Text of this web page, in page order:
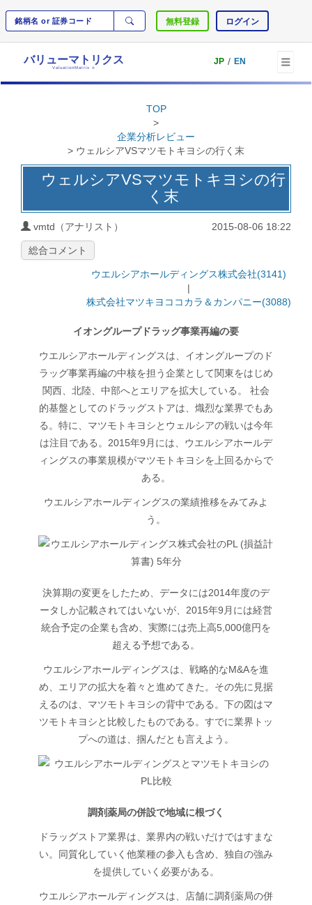
無料登録 ログイン
バリューマトリクス
ValuationMatrix ®
JP / EN
TOP
>
企業分析レビュー
> ウェルシアVSマツモトキヨシの行く末
ウェルシアVSマツモトキヨシの行
く末
vmtd（アナリスト） 2015-08-06 18:22
総合コメント
ウエルシアホールディングス株式会社(3141)
|
株式会社マツキヨココカラ＆カンパニー(3088)
イオングループドラッグ事業再編の要
ウエルシアホールディングスは、イオングループのド
ラッグ事業再編の中核を担う企業として関東をはじめ
関西、北陸、中部へとエリアを拡大している。 社会
的基盤としてのドラッグストアは、熾烈な業界でもあ
る。特に、マツモトキヨシとウェルシアの戦いは今年
は注目である。2015年9月には、ウエルシアホールデ
ィングスの事業規模がマツモトキヨシを上回るからで
ある。
ウエルシアホールディングスの業績推移をみてみよ
う。
決算期の変更をしたため、データには2014年度のデ
ータしか記載されてはいないが、2015年9月には経営
統合予定の企業も含め、実際には売上高5,000億円を
超える予想である。
ウエルシアホールディングスは、戦略的なM&Aを進
め、エリアの拡大を着々と進めてきた。その先に見据
えるのは、マツモトキヨシの背中である。下の図はマ
ツモトキヨシと比較したものである。すでに業界トッ
プへの道は、掴んだとも言えよう。
調剤薬局の併設で地域に根づく
ドラッグストア業界は、業界内の戦いだけではすまな
い。同質化していく他業種の参入も含め、独自の強み
を提供していく必要がある。
ウエルシアホールディングスは、店舗に調剤薬局の併